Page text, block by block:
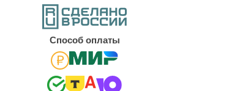
Cпособ оплаты